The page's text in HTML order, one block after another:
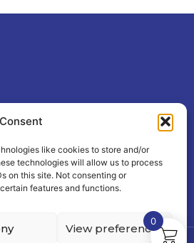
like cookies to store and/or
technologies will allow us to process
on this site. Not consenting or
features and functions.
View preferences
0